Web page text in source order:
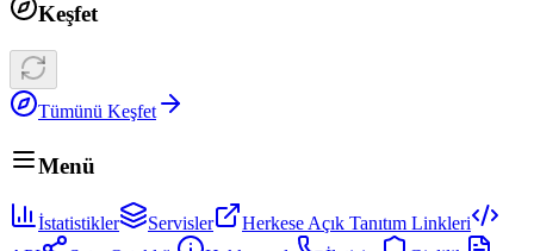
Keşfet
Tümünü Keşfet
Menü
İstatistikler Servisler
Herkese Açık Tanıtım Linkleri